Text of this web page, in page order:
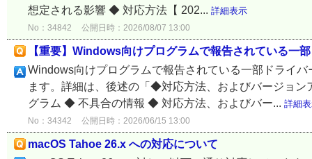
想定される影響 ◆ 対応方法【 202... 詳細表示
No：34842 公開日時：2026/08/07 13:00
【重要】Windows向けプログラムで報告されている一
Windows向けプログラムで報告されている一部ドライ
ます。詳細は、後述の「◆対応方法、およびバージョ
グラム ◆ 不具合の情報 ◆ 対応方法、およびバー... 詳細
No：34342 公開日時：2026/06/15 13:00
macOS Tahoe 26.x への対応について